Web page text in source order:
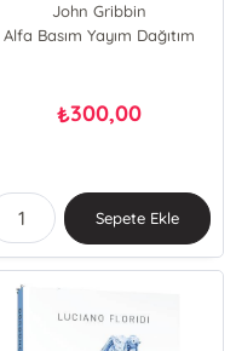
John Gribbin
Alfa Basım Yayım Dağıtım
₺300,00
Sepete Ekle